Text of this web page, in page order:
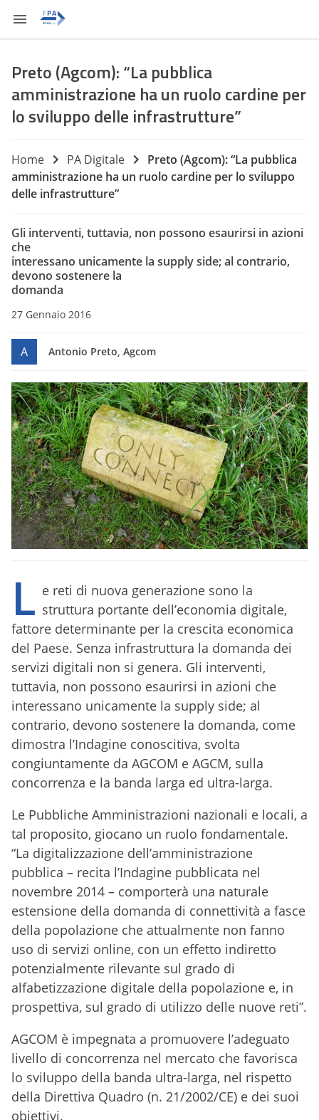
Preto (Agcom): “La pubblica
amministrazione ha un ruolo cardine per
lo sviluppo delle infrastrutture”
Home PA Digitale
Preto (Agcom): “La pubblica
amministrazione ha un ruolo cardine per lo sviluppo
delle infrastrutture”
Gli interventi, tuttavia, non possono esaurirsi in azioni
che
interessano unicamente la supply side; al contrario,
devono sostenere la
domanda
27 Gennaio 2016
A Antonio Preto, Agcom
L e reti di nuova generazione sono la
struttura portante dell’economia digitale,
fattore determinante per la crescita economica
del Paese. Senza infrastruttura la domanda dei
servizi digitali non si genera. Gli interventi,
tuttavia, non possono esaurirsi in azioni che
interessano unicamente la supply side; al
contrario, devono sostenere la domanda, come
dimostra l’Indagine conoscitiva, svolta
congiuntamente da AGCOM e AGCM, sulla
concorrenza e la banda larga ed ultra-larga.
Le Pubbliche Amministrazioni nazionali e locali, a
tal proposito, giocano un ruolo fondamentale.
“La digitalizzazione dell’amministrazione
pubblica – recita l’Indagine pubblicata nel
novembre 2014 – comporterà una naturale
estensione della domanda di connettività a fasce
della popolazione che attualmente non fanno
uso di servizi online, con un effetto indiretto
potenzialmente rilevante sul grado di
alfabetizzazione digitale della popolazione e, in
prospettiva, sul grado di utilizzo delle nuove reti”.
AGCOM è impegnata a promuovere l’adeguato
livello di concorrenza nel mercato che favorisca
lo sviluppo della banda ultra-larga, nel rispetto
della Direttiva Quadro (n. 21/2002/CE) e dei suoi
obiettivi.